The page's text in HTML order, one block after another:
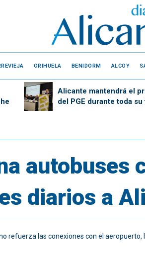
ORIHUELA BENIDORM ALCOY
Alicante mantendrá el
del PGE durante toda
autobuses
diarios a
refuerza las conexiones con el aeropuerto,